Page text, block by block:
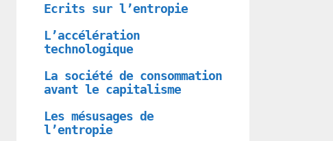
Ecrits sur l’entropie
L’accélération
technologique
La société de consommation
avant le capitalisme
Les mésusages de
l’entropie